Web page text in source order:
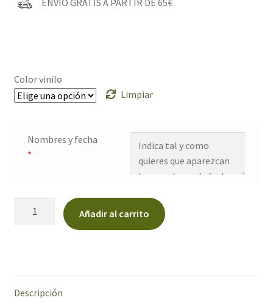
Color vinilo
Limpiar
Nombres y fecha
*
"NOMBRES
Añadir al carrito
Descripción